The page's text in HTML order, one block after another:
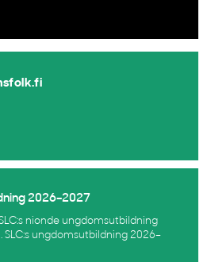
2026–2027
nionde ungdomsutbildning
ungdomsutbildning 2026–